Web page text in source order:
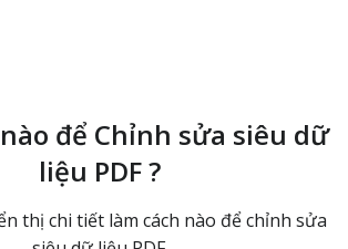
để Chỉnh sửa siêu dữ
liệu PDF ?
thị chi tiết làm cách nào để chỉnh sửa